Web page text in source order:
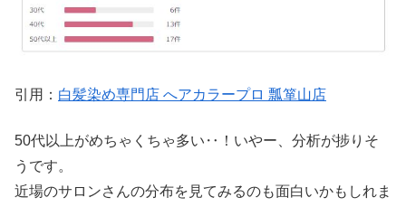
引用： 白髪染め専門店 へアカラープロ 瓢箪山店
50代以上がめちゃくちゃ多い‥！いやー、分析が捗りそ
うです。
近場のサロンさんの分布を見てみるのも面白いかもしれま